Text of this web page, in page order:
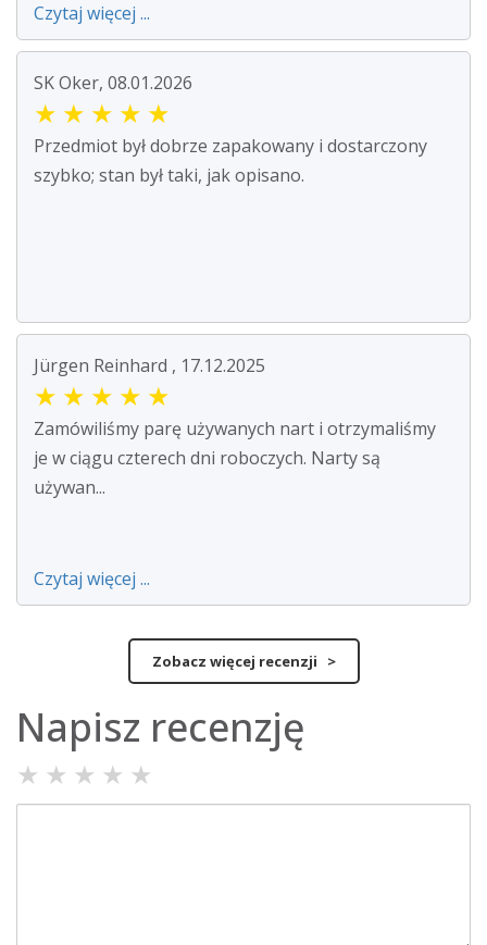
Czytaj więcej ...
SK Oker, 08.01.2026
★ ★ ★ ★ ★
Przedmiot był dobrze zapakowany i dostarczony
szybko; stan był taki, jak opisano.
Jürgen Reinhard , 17.12.2025
★ ★ ★ ★ ★
Zamówiliśmy parę używanych nart i otrzymaliśmy
je w ciągu czterech dni roboczych. Narty są
używan...
Czytaj więcej ...
Zobacz więcej recenzji >
Napisz recenzję
★ ★ ★ ★ ★